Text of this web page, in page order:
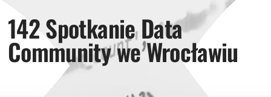
142 Spotkanie Data
Community we Wrocławiu